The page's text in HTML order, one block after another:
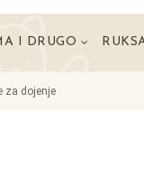
I DRUGO
za dojenje